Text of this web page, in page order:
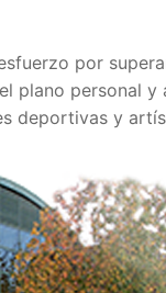
por
plano personal
deportivas y